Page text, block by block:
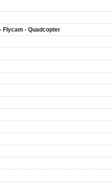
Flycam - Quadcopter